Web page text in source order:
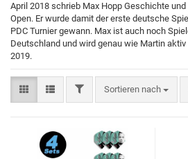
April 2018 schrieb Max Hopp Geschichte
Open. Er wurde damit der erste deutsche
PDC Turnier gewann. Max ist auch noch
Deutschland und wird genau wie Martin aktiv
2019.
Sortieren nach